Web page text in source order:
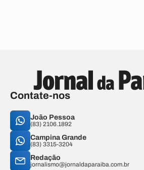
Contate-nos
João Pessoa
(83) 2106.1892
Campina Grande
(83) 3315-3204
Redação
jornalismo@jornaldaparaiba.com.br